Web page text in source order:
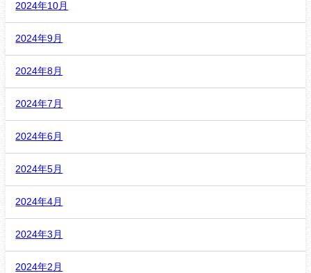
2024年10月
2024年9月
2024年8月
2024年7月
2024年6月
2024年5月
2024年4月
2024年3月
2024年2月